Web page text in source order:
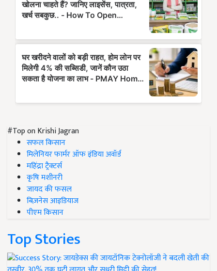
#Top on Krishi Jagran
सफल किसान
मिलेनियर फार्मर ऑफ इंडिया अवॉर्ड
महिंद्रा ट्रैक्टर्स
कृषि मशीनरी
जायद की फसल
बिज़नेस आइडियाज
पीएम किसान
Top Stories